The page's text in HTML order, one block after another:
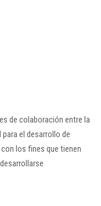
de colaboración entre la
para el desarrollo de
los fines que tienen